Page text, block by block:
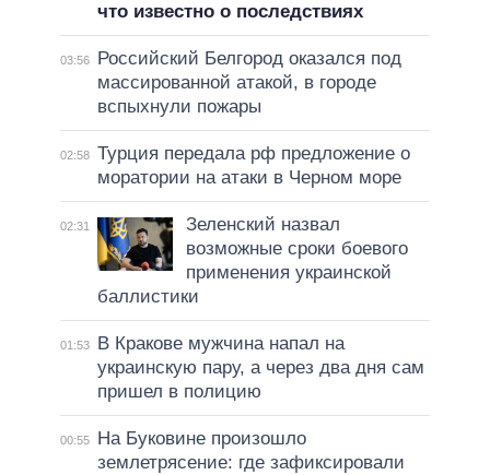
что известно о последствиях
03:56
Российский Белгород оказался под
массированной атакой, в городе
вспыхнули пожары
02:58 Турция передала рф предложение о
моратории на атаки в Черном море
02:31
Зеленский назвал
возможные сроки боевого
применения украинской
баллистики
01:53
В Кракове мужчина напал на
украинскую пару, а через два дня сам
пришел в полицию
00:55
На Буковине произошло
землетрясение: где зафиксировали